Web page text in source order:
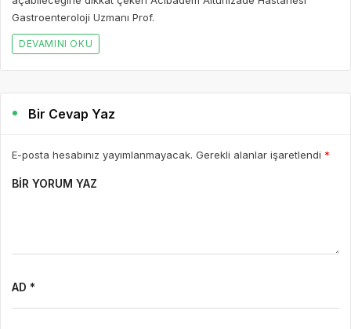
Gastroenteroloji Uzmanı Prof.
DEVAMINI OKU
Bir Cevap Yaz
E-posta hesabınız yayımlanmayacak. Gerekli alanlar işaretlendi *
BIR YORUM YAZ
AD *